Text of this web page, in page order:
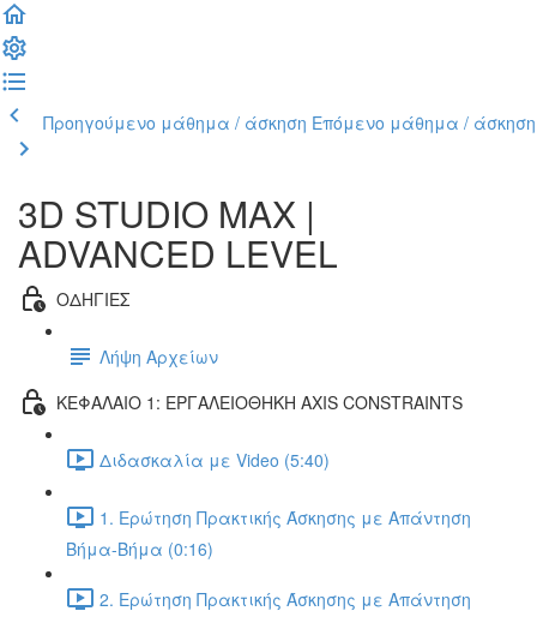
Προηγούμενο μάθημα / άσκηση Επόμενο μάθημα / άσκηση
3D STUDIO MAX |
ADVANCED LEVEL
ΟΔΗΓΙΕΣ
Λήψη Αρχείων
ΚΕΦΑΛΑΙΟ 1: ΕΡΓΑΛΕΙΟΘΗΚΗ AXIS CONSTRAINTS
Διδασκαλία με Video (5:40)
1. Ερώτηση Πρακτικής Άσκησης με Απάντηση
Βήμα-Βήμα (0:16)
2. Ερώτηση Πρακτικής Άσκησης με Απάντηση